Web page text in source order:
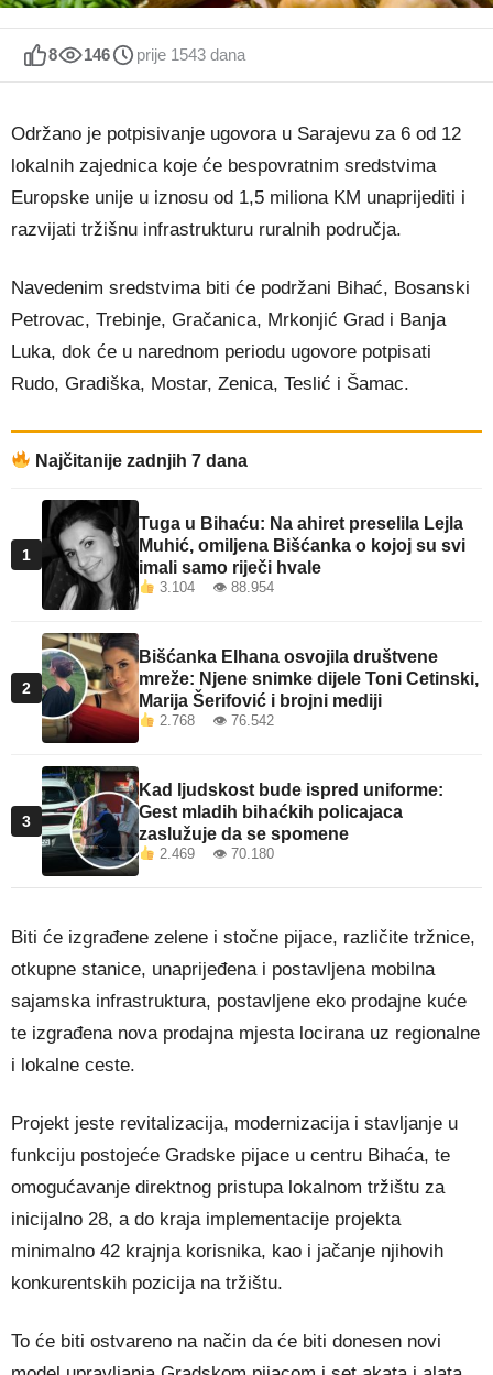
8 146 prije 1543 dana
Održano je potpisivanje ugovora u Sarajevu za 6 od 12
lokalnih zajednica koje će bespovratnim sredstvima
Europske unije u iznosu od 1,5 miliona KM unaprijediti i
razvijati tržišnu infrastrukturu ruralnih područja.
Navedenim sredstvima biti će podržani Bihać, Bosanski
Petrovac, Trebinje, Gračanica, Mrkonjić Grad i Banja
Luka, dok će u narednom periodu ugovore potpisati
Rudo, Gradiška, Mostar, Zenica, Teslić i Šamac.
Najčitanije zadnjih 7 dana
1
Tuga u Bihaću: Na ahiret preselila Lejla
Muhić, omiljena Bišćanka o kojoj su svi
imali samo riječi hvale
3.104 👁 88.954
2
Bišćanka Elhana osvojila društvene
mreže: Njene snimke dijele Toni Cetinski,
Marija Šerifović i brojni mediji
2.768 👁 76.542
3
Kad ljudskost bude ispred uniforme:
Gest mladih bihaćkih policajaca
zaslužuje da se spomene
2.469 👁 70.180
Biti će izgrađene zelene i stočne pijace, različite tržnice,
otkupne stanice, unaprijeđena i postavljena mobilna
sajamska infrastruktura, postavljene eko prodajne kuće
te izgrađena nova prodajna mjesta locirana uz regionalne
i lokalne ceste.
Projekt jeste revitalizacija, modernizacija i stavljanje u
funkciju postojeće Gradske pijace u centru Bihaća, te
omogućavanje direktnog pristupa lokalnom tržištu za
inicijalno 28, a do kraja implementacije projekta
minimalno 42 krajnja korisnika, kao i jačanje njihovih
konkurentskih pozicija na tržištu.
To će biti ostvareno na način da će biti donesen novi